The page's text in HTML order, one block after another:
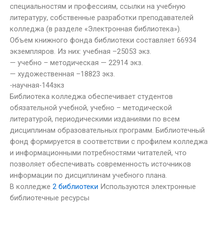
специальностям и профессиям, ссылки на учебную
литературу, собственные разработки преподавателей
колледжа (в разделе «Электронная библиотека»).
Объем книжного фонда библиотеки составляет 66934
экземпляров. Из них: учебная –25053 экз.
— учебно – методическая — 22914 экз.
— художественная –18823 экз.
-научная-144зкз
Библиотека колледжа обеспечивает студентов
обязательной учебной, учебно – методической
литературой, периодическими изданиями по всем
дисциплинам образовательных программ. Библиотечный
фонд формируется в соответствии с профилем колледжа
и информационными потребностями читателей, что
позволяет обеспечивать современность источников
информации по дисциплинам учебного плана.
В колледже 2 библиотеки Используются электронные
библиотечные ресурсы